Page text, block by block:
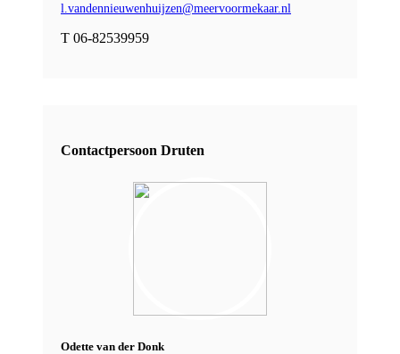
l.vandennieuwenhuijzen@meervoormekaar.nl
T 06-82539959
Contactpersoon Druten
Odette van der Donk